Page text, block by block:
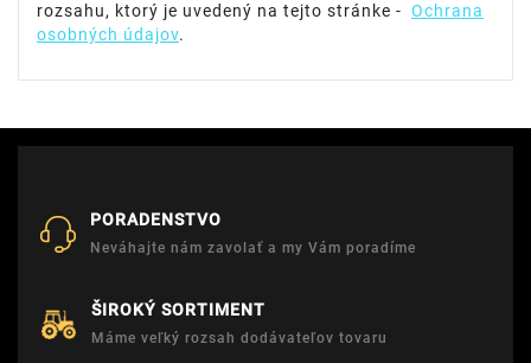
rozsahu, ktorý je uvedený na tejto stránke - Ochrana
osobných údajov.
PORADENSTVO
Neváhajte nám zavolať a my Vám poradíme
ŠIROKÝ SORTIMENT
Máme veľký rozsah dodávateľov tovaru